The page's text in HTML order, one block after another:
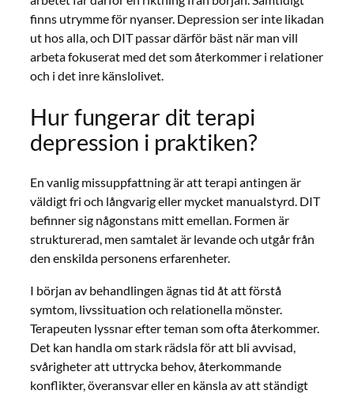
finns utrymme för nyanser. Depression ser inte likadan
ut hos alla, och DIT passar därför bäst när man vill
arbeta fokuserat med det som återkommer i relationer
och i det inre känslolivet.
Hur fungerar dit terapi
depression i praktiken?
En vanlig missuppfattning är att terapi antingen är
väldigt fri och långvarig eller mycket manualstyrd. DIT
befinner sig någonstans mitt emellan. Formen är
strukturerad, men samtalet är levande och utgår från
den enskilda personens erfarenheter.
I början av behandlingen ägnas tid åt att förstå
symtom, livssituation och relationella mönster.
Terapeuten lyssnar efter teman som ofta återkommer.
Det kan handla om stark rädsla för att bli avvisad,
svårigheter att uttrycka behov, återkommande
konflikter, överansvar eller en känsla av att ständigt